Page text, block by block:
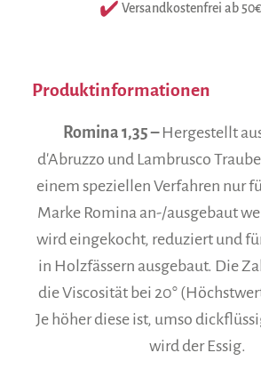
Versandkostenfrei ab
Produktinformationen
Romina 1,35 – Hergestellt
d'Abruzzo und Lambrusco
einem speziellen Verfahren nur
Marke Romina an-/ausgebaut
wird eingekocht, reduziert und
in Holzfässern ausgebaut. Die
die Viscosität bei 20°
Je höher diese ist, umso
wird der Essig.